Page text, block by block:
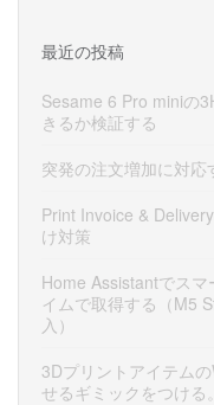
最近の投稿
Sesame 6 Pro miniの
きるか検証する
突発の注文増加に対応
Print Invoice &
け対策
Home Assistantでス
イムで取得する（M5
入）
3Dプリントアイテム
せるギミックをつける